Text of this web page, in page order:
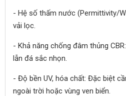
- Hệ số thấm nước (Permittivity/
vải lọc.
- Khả năng chống đâm thủng
lẫn đá sắc nhọn.
- Độ bền UV, hóa chất: Đặc biệt
ngoài trời hoặc vùng ven biển.